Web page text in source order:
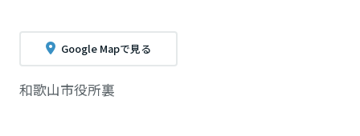
Google Mapで見る
和歌山市役所裏